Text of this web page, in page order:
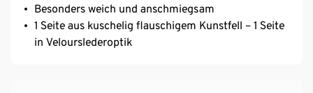
Besonders weich und anschmiegsam
1 Seite aus kuschelig flauschigem Kunstfell – 1 Seite
in Velourslederoptik